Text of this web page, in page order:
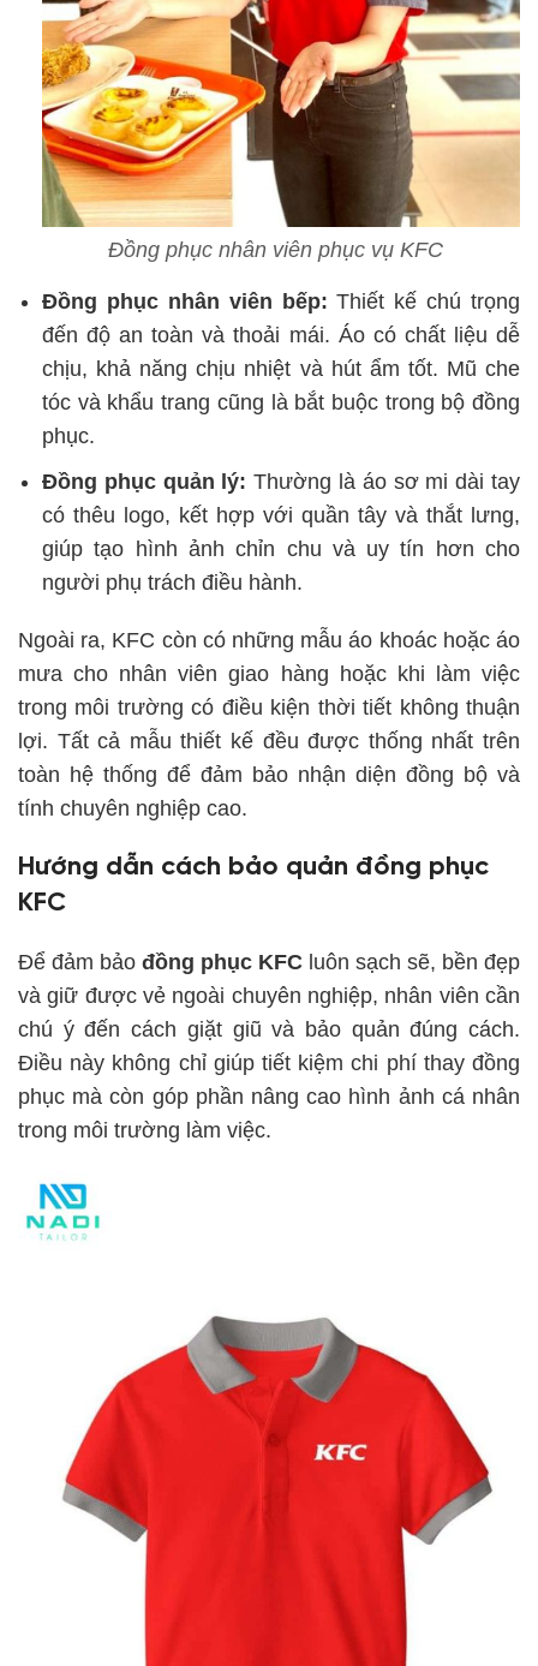
Đồng phục nhân viên phục vụ KFC
Đồng phục nhân viên bếp: Thiết kế chú trọng
đến độ an toàn và thoải mái. Áo có chất liệu dễ
chịu, khả năng chịu nhiệt và hút ẩm tốt. Mũ che
tóc và khẩu trang cũng là bắt buộc trong bộ đồng
phục.
Đồng phục quản lý: Thường là áo sơ mi dài tay
có thêu logo, kết hợp với quần tây và thắt lưng,
giúp tạo hình ảnh chỉn chu và uy tín hơn cho
người phụ trách điều hành.
Ngoài ra, KFC còn có những mẫu áo khoác hoặc áo
mưa cho nhân viên giao hàng hoặc khi làm việc
trong môi trường có điều kiện thời tiết không thuận
lợi. Tất cả mẫu thiết kế đều được thống nhất trên
toàn hệ thống để đảm bảo nhận diện đồng bộ và
tính chuyên nghiệp cao.
Hướng dẫn cách bảo quản đồng phục
KFC
Để đảm bảo đồng phục KFC luôn sạch sẽ, bền đẹp
và giữ được vẻ ngoài chuyên nghiệp, nhân viên cần
chú ý đến cách giặt giũ và bảo quản đúng cách.
Điều này không chỉ giúp tiết kiệm chi phí thay đồng
phục mà còn góp phần nâng cao hình ảnh cá nhân
trong môi trường làm việc.